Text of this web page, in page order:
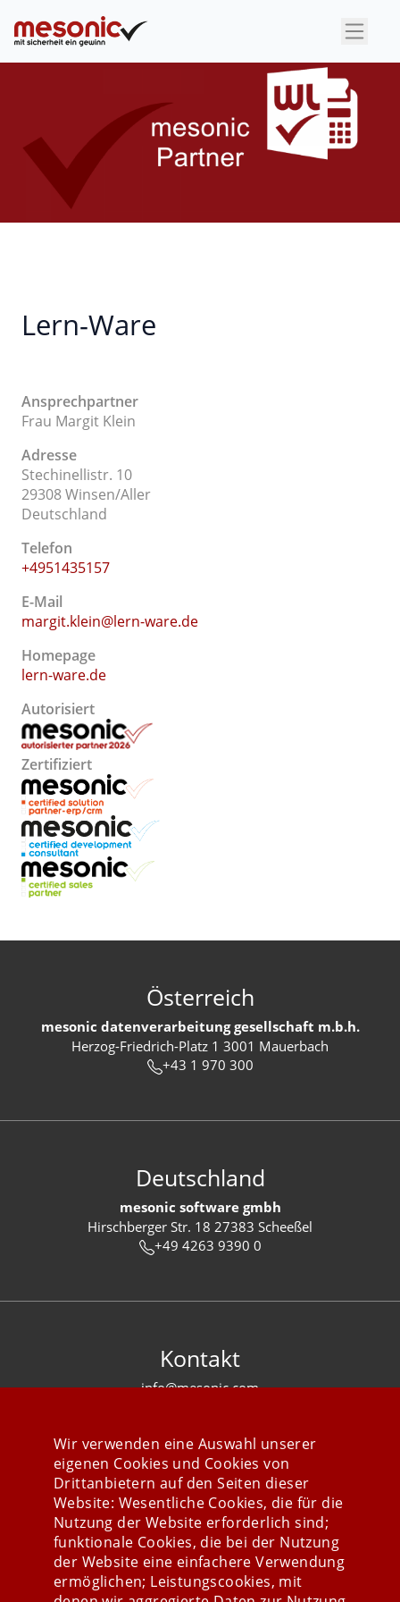
×
Lern-Ware
Ansprechpartner
Frau Margit Klein
Adresse
Stechinellistr. 10
29308 Winsen/Aller
Deutschland
Telefon
+4951435157
E-Mail
margit.klein@lern-ware.de
Homepage
lern-ware.de
Autorisiert
Zertifiziert
Österreich
mesonic datenverarbeitung gesellschaft m.b.h.
Herzog-Friedrich-Platz 1 3001 Mauerbach
+43 1 970 300
Deutschland
mesonic software gmbh
Hirschberger Str. 18 27383 Scheeßel
+49 4263 9390 0
Kontakt
info@mesonic.com
Stay connected
Wir verwenden eine Auswahl unserer
eigenen Cookies und Cookies von
Drittanbietern auf den Seiten dieser
Website: Wesentliche Cookies, die für die
Nutzung der Website erforderlich sind;
funktionale Cookies, die bei der Nutzung
der Website eine einfachere Verwendung
ermöglichen; Leistungscookies, mit